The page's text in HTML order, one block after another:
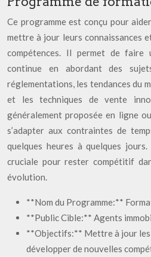
Ce programme est conçu pour
mettre à jour leurs connaissances
compétences. Il permet de faire
continue en abordant des
réglementations, les tendances du
et les techniques de vente
généralement proposée en ligne
s’adapter aux contraintes de
quelques heures à quelques
cruciale pour rester compétitif
évolution.
**Nom du Programme:**
**Public Cible:** Agents
**Objectifs:** Mettre à jour les
développer de nouvelles